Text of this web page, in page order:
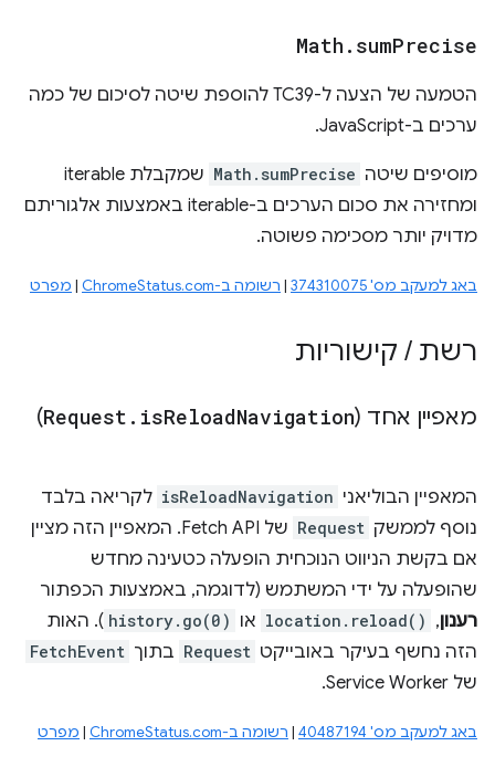
Math . sumPrecise
הטמעה של הצעה ל-TC39 להוספת שיטה לסיכום של כמה
ערכים ב-JavaScript.
מוסיפים שיטה Math.sumPrecise
שמקבלת iterable
ומחזירה את סכום הערכים ב-iterable באמצעות אלגוריתם
מדויק יותר מסכימה פשוטה.
באג למעקב מס' 374310075 | רשומה ב-ChromeStatus.com | מפרט
רשת / קישוריות
מאפיין אחד ( Request . isReloadNavigation
)
המאפיין הבוליאני isReloadNavigation לקריאה בלבד
נוסף לממשק Request
של Fetch API. המאפיין הזה מציין
אם בקשת הניווט הנוכחית הופעלה כטעינה מחדש
שהופעלה על ידי המשתמש (לדוגמה, באמצעות הכפתור
רענון,
location.reload() או history.go(0) ). האות
הזה נחשף בעיקר באובייקט Request בתוך FetchEvent
של Service Worker.
באג למעקב מס' 40487194 | רשומה ב-ChromeStatus.com | מפרט